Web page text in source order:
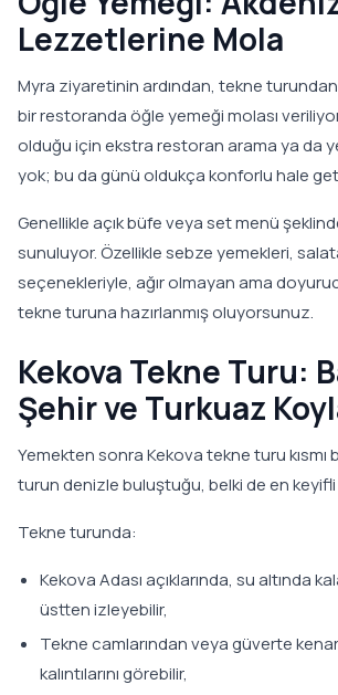
Lezzetlerine Mola
Myra ziyaretinin ardından, tekne
bir restoranda öğle yemeği molası
olduğu için ekstra restoran arama ya da
yok; bu da günü oldukça konforlu hale
Genellikle açık büfe veya set menü
sunuluyor. Özellikle sebze yemekleri,
seçenekleriyle, ağır olmayan ama
tekne turuna hazırlanmış oluyorsunuz.
Kekova Tekne Turu:
Şehir ve Turkuaz
Yemekten sonra Kekova tekne turu kısmı
turun denizle buluştuğu, belki de en
Tekne turunda:
Kekova Adası açıklarında, su altında
üstten izleyebilir,
Tekne camlarından veya güverte
kalıntılarını görebilir,